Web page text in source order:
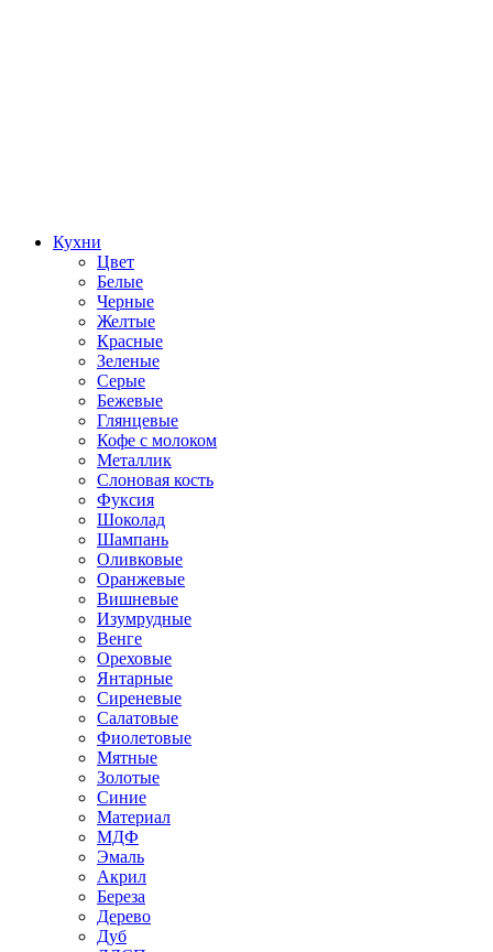
Кухни
Цвет
Белые
Черные
Желтые
Красные
Зеленые
Серые
Бежевые
Глянцевые
Кофе с молоком
Металлик
Слоновая кость
Фуксия
Шоколад
Шампань
Оливковые
Оранжевые
Вишневые
Изумрудные
Венге
Ореховые
Янтарные
Сиреневые
Салатовые
Фиолетовые
Мятные
Золотые
Синие
Материал
МДФ
Эмаль
Акрил
Береза
Дерево
Дуб